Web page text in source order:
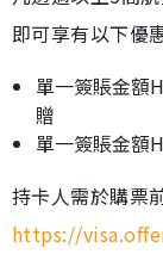
即可享有以下優
單一簽賬金額
贈
單一簽賬金額
持卡人需於購票
https://